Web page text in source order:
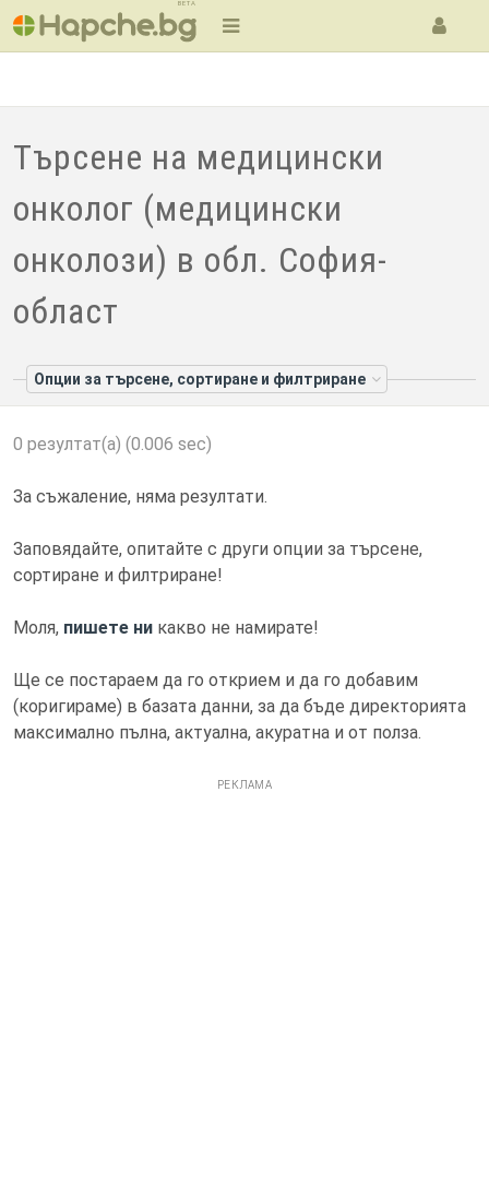
BETA
Търсене на медицински
онколог (медицински
онколози) в обл. София-
област
Опции за търсене, сортиране и филтриране
0 резултат(а) (0.006 sec)
За съжаление, няма резултати.
Заповядайте, опитайте с други опции за търсене,
сортиране и филтриране!
Моля, пишете ни какво не намирате!
Ще се постараем да го открием и да го добавим
(коригираме) в базата данни, за да бъде директорията
максимално пълна, актуална, акуратна и от полза.
РЕКЛАМА